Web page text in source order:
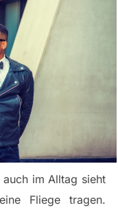
im Alltag sieht
Fliege tragen.